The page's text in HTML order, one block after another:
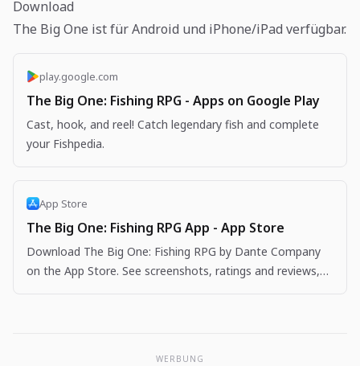
Download
The Big One ist für Android und iPhone/iPad verfügbar.
play.google.com
The Big One: Fishing RPG - Apps on Google Play
Cast, hook, and reel! Catch legendary fish and complete
your Fishpedia.
App Store
The Big One: Fishing RPG App - App Store
Download The Big One: Fishing RPG by Dante Company
on the App Store. See screenshots, ratings and reviews,
WERBUNG